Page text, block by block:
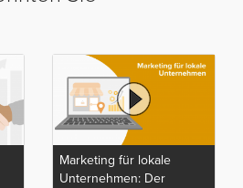
Marketing für lokale
Unternehmen: Der